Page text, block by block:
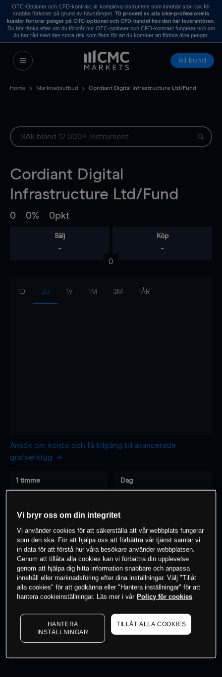
OTC-Optioner och CFD-kontrakt är komplexa instrument som innebär stor risk för
snabba förluster på grund av hävstången. 70 procent av alla icke-professionella
kunder förlorar pengar på OTC-optioner och CFD-handel hos den här leverantören.
Du bör tänka efter om du förstår hur OTC-optioner och CFD-kontrakt fungerar och om
du har råd med den stora risk som finns för att du kommer att förlora dina pengar.
Bli kund
Home Marknadsutbud Cordiant Digital Infrastructure Ltd/Fund
Cordiant Digital
Infrastructure Ltd/Fund
0 0% 0pkt
Sälj
-
Köp
-
0
1D 3D 1V 1M 3M 1ÅR
Ansök om konto och få tillgång till avancerade
grafverktyg
1 timme
-
Dag
-
- -
0% av kunderna har enposition i detta
instrument
Börja handla
Vi bryr oss om din integritet
Vi använder cookies för att säkerställa att vår webbplats fungerar
som den ska. För att hjälpa oss att förbättra vår tjänst samlar vi
in data för att förstå hur våra besökare använder webbplatsen.
Genom att tillåta alla cookies kan vi förbättra din upplevelse
genom att hjälpa dig hitta information snabbare och anpassa
innehåll eller marknadsföring efter dina inställningar. Välj "Tillåt
alla cookies" för att godkänna eller "Hantera inställningar" för att
hantera cookieinställningar. Läs mer i vår Policy för cookies
HANTERA
INSTÄLLNINGAR
TILLÅT ALLA COOKIES